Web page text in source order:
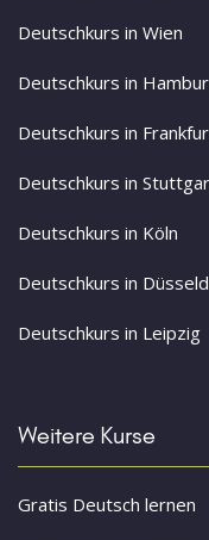
Deutschkurs in Wien
Deutschkurs in
Deutschkurs in
Deutschkurs in
Deutschkurs in Köln
Deutschkurs in
Deutschkurs in Leipzig
Weitere Kurse
Gratis Deutsch lernen